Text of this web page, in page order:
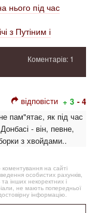
нього під час
з Путіним і
Коментарів: 1
відповісти + 3 - 4
пам"ятає, як під час
- він, певне,
з хвойдами..
на сайті
особистих рахунків,
інших некоректних і
не мають попередньої
інформацію.